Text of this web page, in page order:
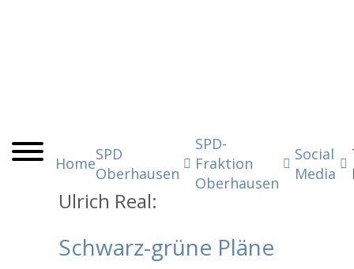
Home
SPD
Oberhausen
SPD-
Fraktion
Oberhausen
Social
Media
Ulrich Real:
Schwarz-grüne Pläne